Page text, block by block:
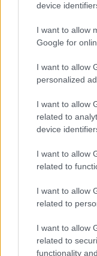
device
I want to allow
Google for
I want to allow
personalized
I want to allow
related to
device
I want to allow
related to
I want to allow
related to
I want to allow
related to
functionality